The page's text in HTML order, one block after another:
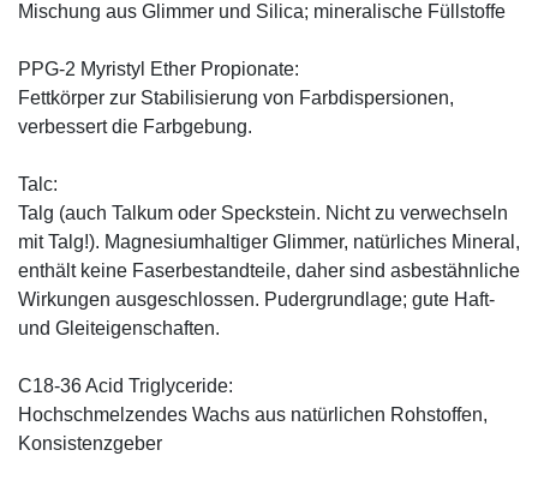
Mischung aus Glimmer und Silica; mineralische Füllstoffe
PPG-2 Myristyl Ether Propionate:
Fettkörper zur Stabilisierung von Farbdispersionen,
verbessert die Farbgebung.
Talc:
Talg (auch Talkum oder Speckstein. Nicht zu verwechseln
mit Talg!). Magnesiumhaltiger Glimmer, natürliches Mineral,
enthält keine Faserbestandteile, daher sind asbestähnliche
Wirkungen ausgeschlossen. Pudergrundlage; gute Haft-
und Gleiteigenschaften.
C18-36 Acid Triglyceride:
Hochschmelzendes Wachs aus natürlichen Rohstoffen,
Konsistenzgeber